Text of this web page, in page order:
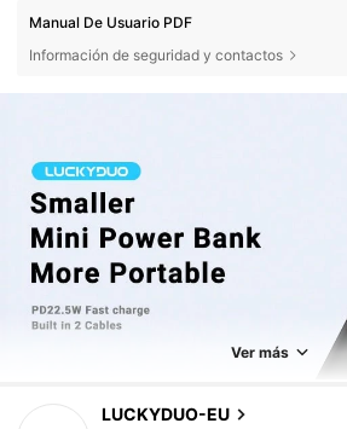
Manual De Usuario PDF
Información de seguridad y contactos
Ver más
LUCKYDUO-EU